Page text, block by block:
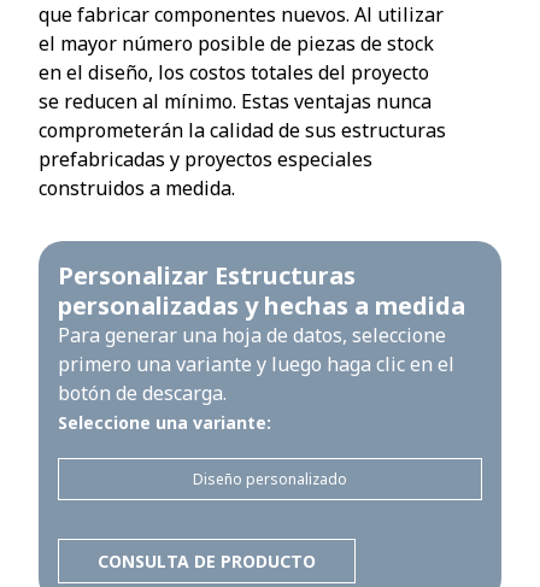
que fabricar componentes nuevos. Al utilizar
el mayor número posible de piezas de stock
en el diseño, los costos totales del proyecto
se reducen al mínimo. Estas ventajas nunca
comprometerán la calidad de sus estructuras
prefabricadas y proyectos especiales
construidos a medida.
Personalizar Estructuras
personalizadas y hechas a medida
Para generar una hoja de datos, seleccione
primero una variante y luego haga clic en el
botón de descarga.
Seleccione una variante:
Diseño personalizado
CONSULTA DE PRODUCTO